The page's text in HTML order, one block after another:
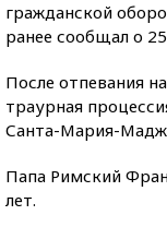
гражданской
ранее сообщал о
После отпевания
траурная
Санта-Мария-
Папа Римский
лет.